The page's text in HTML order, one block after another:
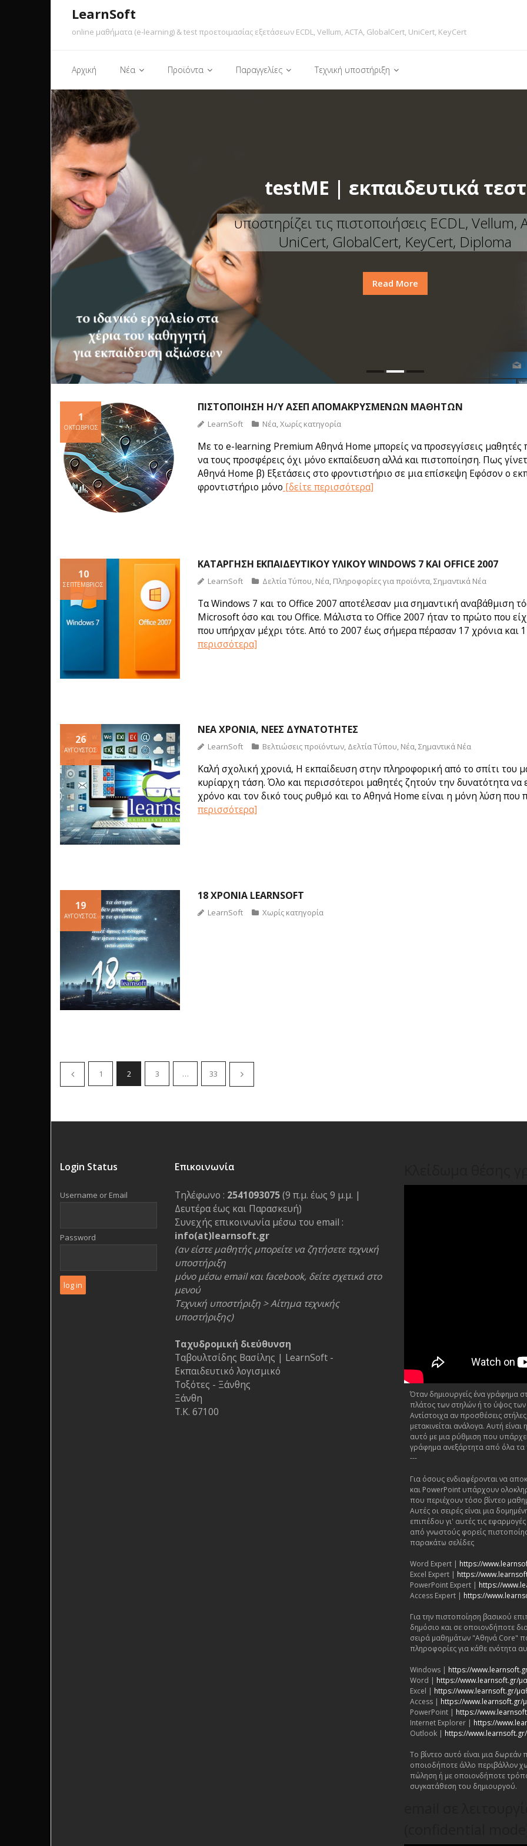
LearnSoft
online μαθήματα (e-learning) & test προετοιμασίας εξετάσεων ECDL, Vellum, ACTA, GlobalCert, UniCert, KeyCert
Αρχική Νέα Προϊόντα Παραγγελίες Τεχνική υποστήριξη
testME | εκπαιδευτικά τεστ
υποστηρίζει τις πιστοποιήσεις ECDL, Vellum,
UniCert, GlobalCert, KeyCert, Diploma
Read More
ΠΙΣΤΟΠΟΊΗΣΗ Η/Υ ΑΣΕΠ ΑΠΟΜΑΚΡΥΣΜΈΝΩΝ ΜΑΘΗΤΏΝ
1
ΟΚΤΏΒΡΙΟΣ LearnSoft Νέα,Χωρίς κατηγορία
Με το e-learning Premium Αθηνά Home μπορείς να προσεγγίσεις μαθητές
να τους προσφέρεις όχι μόνο εκπαίδευση αλλά και πιστοποίηση. Πως
Αθηνά Home β) Εξετάσεις στο φροντιστήριο σε μια επίσκεψη Εφόσον ο
φροντιστήριο μόνο [δείτε περισσότερα]
ΚΑΤΆΡΓΗΣΗ ΕΚΠΑΙΔΕΥΤΙΚΟΎ ΥΛΙΚΟΎ WINDOWS 7 ΚΑΙ OFFICE 2007
10
ΣΕΠΤΈΜΒΡΙΟΣ LearnSoft Δελτία Τύπου, Νέα, Πληροφορίες για προϊόντα,Σημαντικά Νέα
Τα Windows 7 και το Office 2007 αποτέλεσαν μια σημαντική αναβάθμιση
Microsoft όσο και του Office. Μάλιστα το Office 2007 ήταν το πρώτο που
που υπήρχαν μέχρι τότε. Από το 2007 έως σήμερα πέρασαν 17 χρόνια και
περισσότερα]
ΝΈΑ ΧΡΟΝΙΆ, ΝΈΕΣ ΔΥΝΑΤΌΤΗΤΕΣ
26
ΑΎΓΟΥΣΤΟΣ LearnSoft Βελτιώσεις προϊόντων, Δελτία Τύπου, Νέα,Σημαντικά Νέα
Καλή σχολική χρονιά, Η εκπαίδευση στην πληροφορική από το σπίτι του
κυρίαρχη τάση. Όλο και περισσότεροι μαθητές ζητούν την δυνατότητα να
χρόνο και τον δικό τους ρυθμό και το Αθηνά Home είναι η μόνη λύση που
περισσότερα]
18 ΧΡΌΝΙΑ LEARNSOFT
19
ΑΎΓΟΥΣΤΟΣ LearnSoft Χωρίς κατηγορία
1 2 3 … 33
Login Status
Username or Email
Password
Επικοινωνία
Τηλέφωνο : 2541093075(9 π.μ. έως 9 μ.μ. |
Δευτέρα έως και Παρασκευή)
Συνεχής επικοινωνία μέσω του email :
info(at)learnsoft.gr
(αν είστε μαθητής μπορείτε να ζητήσετε τεχνική
υποστήριξη
μόνο μέσω email και facebook, δείτε σχετικά στο
μενού
Τεχνική υποστήριξη > Αίτημα τεχνικής
υποστήριξης)
Ταχυδρομική διεύθυνση
Ταβουλτσίδης Βασίλης | LearnSoft -
Εκπαιδευτικό λογισμικό
Τοξότες - Ξάνθης
Ξάνθη
Τ.Κ. 67100
Όταν δημιουργείς ένα γράφημα
πλάτος των στηλών ή το ύψος
Αντίστοιχα αν προσθέσεις
μετακινείται ανάλογα. Αυτή
αυτό με μια ρύθμιση που
γράφημα ανεξάρτητα από όλα
---
Για όσους ενδιαφέρονται να
και PowerPoint υπάρχουν
που περιέχουν τόσο βίντεο
Αυτές οι σειρές είναι μια
επιπέδου γι' αυτές τις
από γνωστούς φορείς
παρακάτω σελίδες
Word Expert | https://
Excel Expert | https://
PowerPoint Expert | https://
Access Expert | https://
Για την πιστοποίηση βασικού
δημόσιο και σε οποιονδήποτε
σειρά μαθημάτων "Αθηνά Core"
πληροφορίες για κάθε ενότητα
Windows | https://
Word | https://www.learnsoft.gr/
Excel | https://www.learnsoft.gr/
Access | https://www.learnsoft.gr/
PowerPoint | https://
Internet Explorer | https://
Outlook | https://
Το βίντεο αυτό είναι μια
οποιοδήποτε άλλο περιβάλλον
πώληση ή με οποιονδήποτε
συγκατάθεση του δημιουργού.